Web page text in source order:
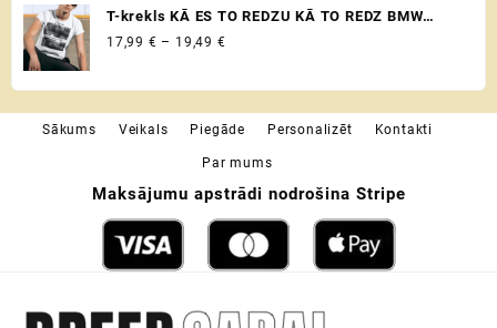
17,99 €
T-krekls KĀ ES TO REDZU KĀ TO REDZ BMW
VADITĀJS
17,99 € – 19,49 €
through
19,49 €
Sākums Veikals Piegāde Personalizēt Kontakti
Par mums
Maksājumu apstrādi nodrošina Stripe